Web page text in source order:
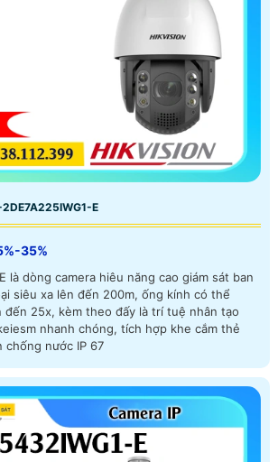
E
35%
là dòng camera hiêu năng cao giám sát ban
siêu xa lên đến 200m, ống kính có thể
đến 25x, kèm theo đấy là trí tuệ nhân tạo
nhanh chóng, tích hợp khe cắm thẻ
chống nước IP 67